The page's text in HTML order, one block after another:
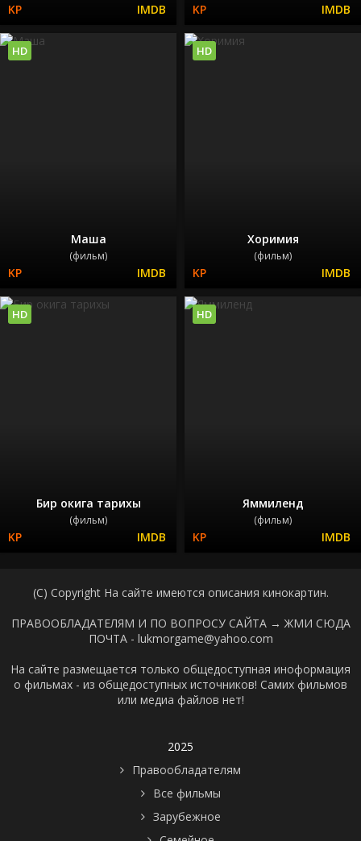
Маша
(фильм)
HD
Хоримия
(фильм)
HD
Бир окига тарихы
(фильм)
HD
Яммиленд
(фильм)
HD
(C) Copyright На сайте имеются описания кинокартин.
ПРАВООБЛАДАТЕЛЯМ И ПО ВОПРОСУ САЙТА → ЖМИ СЮДА
ПОЧТА - lukmorgame@yahoo.com
На сайте размещается только общедоступная иноформация
о фильмах - из общедоступных источников! Самих фильмов
или медиа файлов нет!
2025
Правообладателям
Все фильмы
Зарубежное